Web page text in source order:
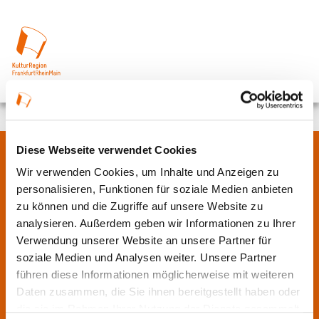
Diese Webseite verwendet Cookies
Wir verwenden Cookies, um Inhalte und Anzeigen zu
personalisieren, Funktionen für soziale Medien anbieten
zu können und die Zugriffe auf unsere Website zu
analysieren. Außerdem geben wir Informationen zu Ihrer
Verwendung unserer Website an unsere Partner für
soziale Medien und Analysen weiter. Unsere Partner
führen diese Informationen möglicherweise mit weiteren
Daten zusammen, die Sie ihnen bereitgestellt haben oder
Über uns
In der Metropolregion FrankfurtRheinMain haben sich rund 50
Landkreise, Städte, Gemeinden und der Regionalverband zur
KulturRegion zusammen-geschlossen. Über die Ländergrenzen
hinweg vernetzt die gemeinnützige Gesellschaft seit 2005 die
vielfältige lokale und regionale Kultur und fördert die
interkommunale Zusammenarbeit. Gemeinsam mit ihren